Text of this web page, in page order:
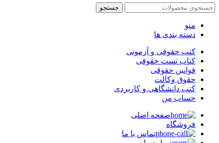
جستجو
منو
دسته بندی ها
کتب حقوقی و آزمونی
کتاب تست حقوقی
قوانین حقوقی
حقوق وکالت
کتب دانشگاهی و کاربردی
حساب من
صفحه اصلی
فروشگاه
تماس با ما